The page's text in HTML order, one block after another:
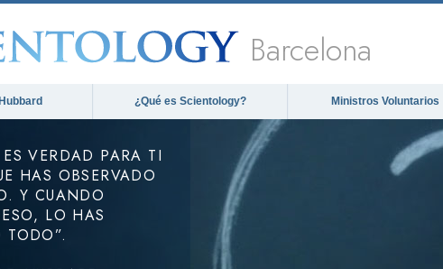
Barcelona
¿Qué es Scientology? Ministros Voluntarios
VERDAD PARA TI
HAS OBSERVADO
Y CUANDO
LO HAS
TODO”.